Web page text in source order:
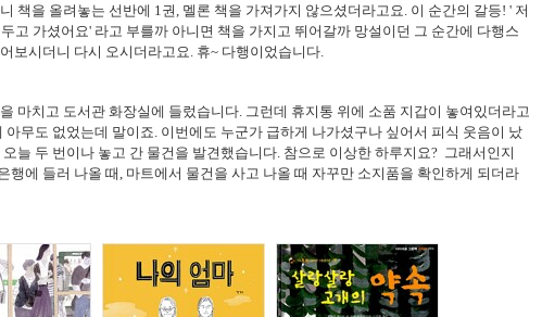
책을 올려놓는 선반에 1권, 멜론 책을 가져가지 않으셨더라고요. 이 순간의 갈등! ' 저
고 가셨어요' 라고 부를까 아니면 책을 가지고 뛰어갈까 망설이던 그 순간에 다행스
보시더니 다시 오시더라고요. 휴~ 다행이었습니다.
마치고 도서관 화장실에 들렀습니다. 그런데 휴지통 위에 소품 지갑이 놓여있더라고
아무도 없었는데 말이죠. 이번에도 누군가 급하게 나가셨구나 싶어서 피식 웃음이 났
오늘 두 번이나 놓고 간 물건을 발견했습니다. 참으로 이상한 하루지요? 그래서인지
행에 들러 나올 때, 마트에서 물건을 사고 나올 때 자꾸만 소지품을 확인하게 되더라